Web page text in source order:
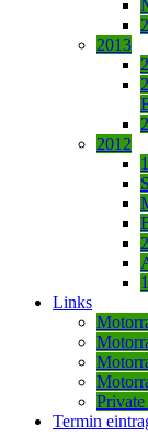
2013
2012
Links
Termin